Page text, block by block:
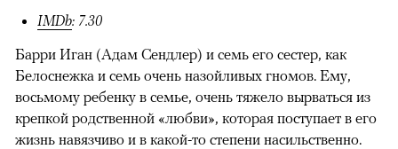
IMDb: 7.30
Барри Иган (Адам Сендлер) и семь его сестер, как
Белоснежка и семь очень назойливых гномов. Ему,
восьмому ребенку в семье, очень тяжело вырваться из
крепкой родственной «любви», которая поступает в его
жизнь навязчиво и в какой-то степени насильственно.